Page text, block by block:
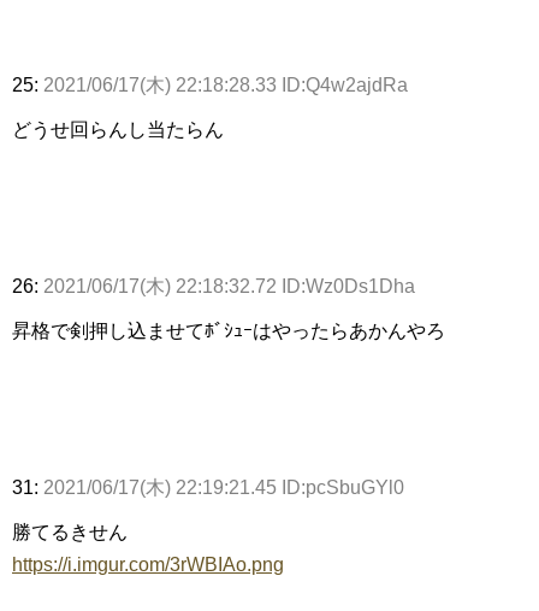
25: 2021/06/17(木) 22:18:28.33 ID:Q4w2ajdRa
どうせ回らんし当たらん
26: 2021/06/17(木) 22:18:32.72 ID:Wz0Ds1Dha
昇格で剣押し込ませてﾎﾞｼｭｰはやったらあかんやろ
31: 2021/06/17(木) 22:19:21.45 ID:pcSbuGYl0
勝てるきせん
https://i.imgur.com/3rWBIAo.png